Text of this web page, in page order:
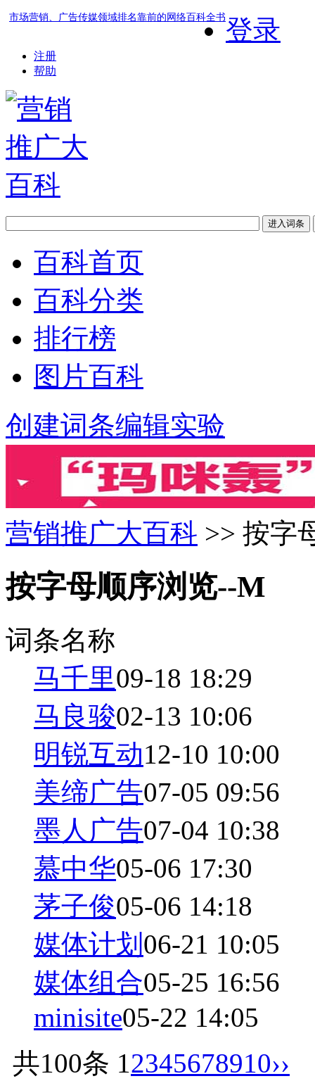
市场营销、广告传媒领域排名靠前的网络百科全书登录
注册
帮助
百科首页
百科分类
排行榜
图片百科
创建词条编辑实验
营销推广大百科 >> 按字
按字母顺序浏览--M
词条名称
马千里09-18 18:29
马良骏02-13 10:06
明锐互动12-10 10:00
美缔广告07-05 09:56
墨人广告07-04 10:38
慕中华05-06 17:30
茅子俊05-06 14:18
媒体计划 06-21 10:05
媒体组合05-25 16:56
minisite05-22 14:05
共100条 12345678910››